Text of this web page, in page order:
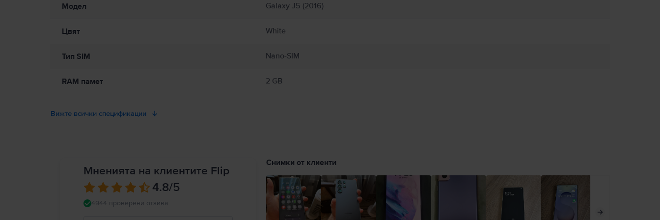
Модел Galaxy J5 (2016)
Цвят White
Тип SIM Nano-SIM
RAM памет 2 GB
Вижте всички спецификации
Мненията на клиентите Flip
4.8/5
4944 проверени отзива
Снимки от клиенти